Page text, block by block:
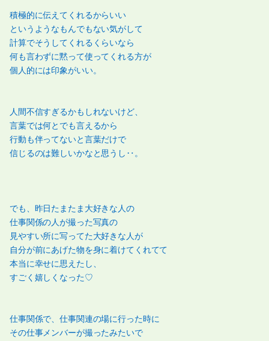
積極的に伝えてくれるからいい
というようなもんでもない気がして
計算でそうしてくれるくらいなら
何も言わずに黙って使ってくれる方が
個人的には印象がいい。
人間不信すぎるかもしれないけど、
言葉では何とでも言えるから
行動も伴ってないと言葉だけで
信じるのは難しいかなと思うし‥。
でも、昨日たまたま大好きな人の
仕事関係の人が撮った写真の
見やすい所に写ってた大好きな人が
自分が前にあげた物を身に着けてくれてて
本当に幸せに思えたし、
すごく嬉しくなった♡
仕事関係で、仕事関連の場に行った時に
その仕事メンバーが撮ったみたいで